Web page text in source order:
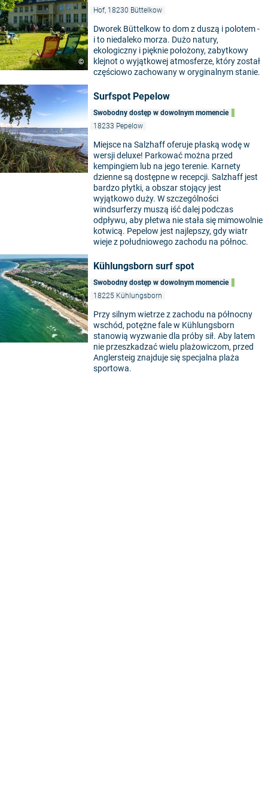
©
Hof, 18230 Büttelkow
Dworek Büttelkow to dom z duszą i polotem -
i to niedaleko morza. Dużo natury,
ekologiczny i pięknie położony, zabytkowy
klejnot o wyjątkowej atmosferze, który został
częściowo zachowany w oryginalnym stanie.
Surfspot Pepelow
Swobodny dostęp w dowolnym momencie
18233 Pepelow
Miejsce na Salzhaff oferuje płaską wodę w
wersji deluxe! Parkować można przed
kempingiem lub na jego terenie. Karnety
dzienne są dostępne w recepcji. Salzhaff jest
bardzo płytki, a obszar stojący jest
wyjątkowo duży. W szczególności
windsurferzy muszą iść dalej podczas
odpływu, aby płetwa nie stała się mimowolnie
kotwicą. Pepelow jest najlepszy, gdy wiatr
wieje z południowego zachodu na północ.
Kühlungsborn surf spot
Swobodny dostęp w dowolnym momencie
18225 Kühlungsborn
Przy silnym wietrze z zachodu na północny
wschód, potężne fale w Kühlungsborn
stanowią wyzwanie dla próby sił. Aby latem
nie przeszkadzać wielu plażowiczom, przed
Anglersteig znajduje się specjalna plaża
sportowa.